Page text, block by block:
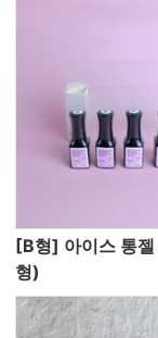
[B형] 아이스 통
형)